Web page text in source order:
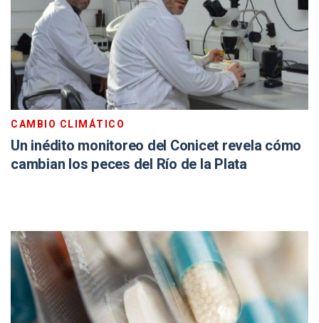
CAMBIO CLIMÁTICO
Un inédito monitoreo del Conicet revela cómo
cambian los peces del Río de la Plata